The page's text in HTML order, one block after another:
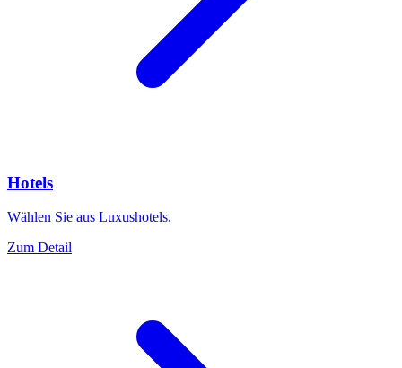
Hotels
Wählen Sie aus Luxushotels.
Zum Detail